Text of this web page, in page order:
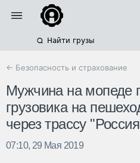
Найти грузы
← Безопасность и страхование
Мужчина на мопеде
грузовика на
через трассу
07:10, 29 Мая 2019